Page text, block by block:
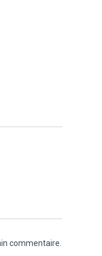
commentaire.